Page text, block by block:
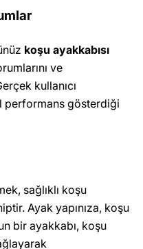
koşu ayakkabısı
ve
kullanıcı
performans gösterdiği
sağlıklı koşu
Ayak yapınıza, koşu
bir ayakkabı, koşu